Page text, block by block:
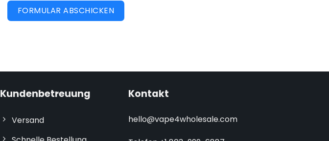
FORMULAR ABSCHICKEN
Kundenbetreuung
Versand
Kontakt
hello@vape4wholesale.com